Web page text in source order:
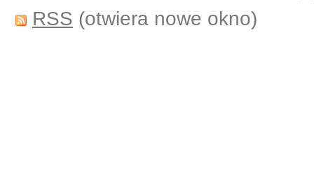
RSS (otwiera nowe okno)